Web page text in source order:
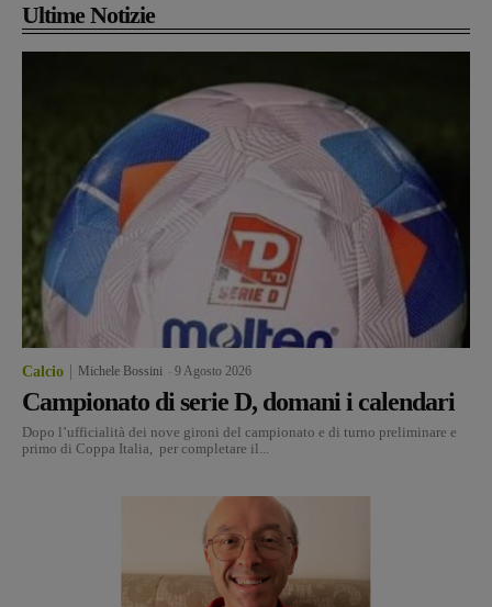
Ultime Notizie
Calcio Michele Bossini 9 Agosto 2026
Campionato di serie D, domani i calendari
Dopo l’ufficialità dei nove gironi del campionato e di turno preliminare e
primo di Coppa Italia, per completare il...